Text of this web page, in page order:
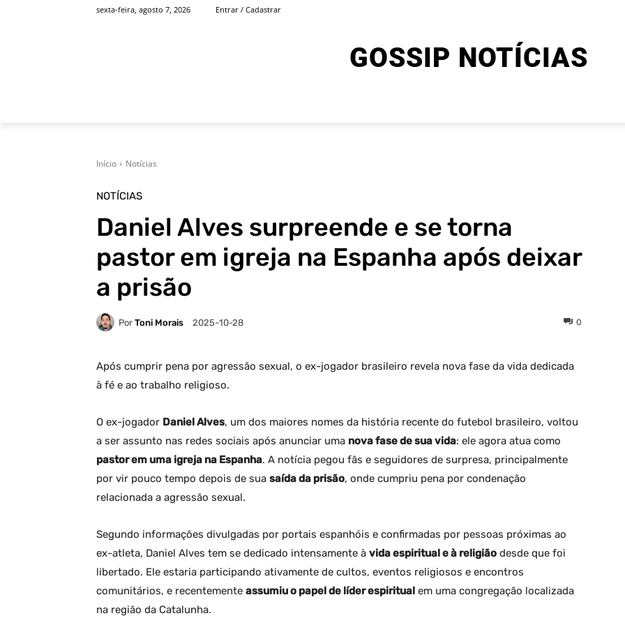
sexta-feira, agosto 7, 2026 Entrar / Cadastrar
GOSSIP NOTÍCIAS
Início Notícias
NOTÍCIAS
Daniel Alves surpreende e se torna
pastor em igreja na Espanha após deixar
a prisão
Por Toni Morais 2025-10-28 0
Após cumprir pena por agressão sexual, o ex-jogador brasileiro revela nova fase da vida dedicada
à fé e ao trabalho religioso.
O ex-jogador Daniel Alves, um dos maiores nomes da história recente do futebol brasileiro, voltou
a ser assunto nas redes sociais após anunciar uma nova fase de sua vida: ele agora atua como
pastor em uma igreja na Espanha. A notícia pegou fãs e seguidores de surpresa, principalmente
por vir pouco tempo depois de sua saída da prisão, onde cumpriu pena por condenação
relacionada a agressão sexual.
Segundo informações divulgadas por portais espanhóis e confirmadas por pessoas próximas ao
ex-atleta, Daniel Alves tem se dedicado intensamente à vida espiritual e à religião desde que foi
libertado. Ele estaria participando ativamente de cultos, eventos religiosos e encontros
comunitários, e recentemente assumiu o papel de líder espiritual em uma congregação localizada
na região da Catalunha.